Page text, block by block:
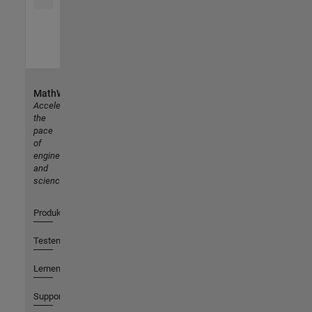
MathWorks
Accelerating
the
pace
of
engineering
and
science
Produkte
Testen oder Kaufen
Lernen
Support